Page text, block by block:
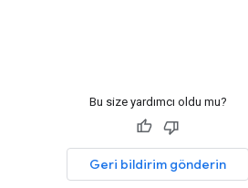
Bu size yardımcı oldu mu?
Geri bildirim gönderin